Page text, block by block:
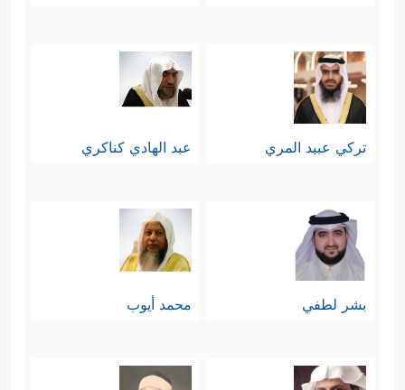
تركي عبيد المري عبد الهادي كناكري
بشر لطفي محمد أيوب